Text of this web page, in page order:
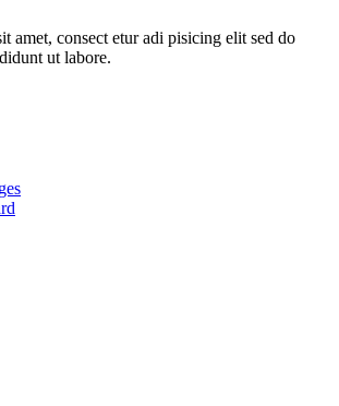
amet, consect etur adi pisicing elit sed do
ut labore.